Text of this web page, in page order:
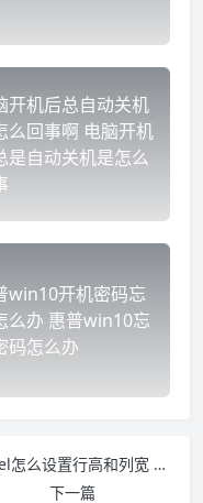
开机后总自动关机
么回事啊 电脑开机
是自动关机是怎么
win10开机密码忘
么办 惠普win10忘
码怎么办
excel怎么设置行高和列宽 excel怎么设置行高和列宽不一样
下一篇